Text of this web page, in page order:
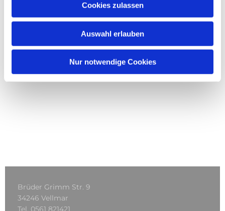
Cookies zulassen
Auswahl erlauben
Nur notwendige Cookies
Brüder Grimm Str. 9
34246 Vellmar
Tel. 0561 821421